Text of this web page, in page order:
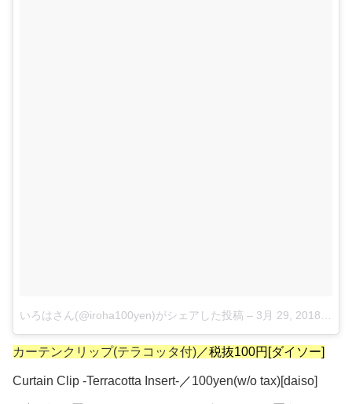
いろはさん(@iroha100yen)がシェアした投稿 – 3月 29, 2018 at 8:08午前 PDT
カーテンクリップ(テラコッタ付)／税抜100円[ダイソー]
Curtain Clip -Terracotta Insert-／100yen(w/o tax)[daiso]